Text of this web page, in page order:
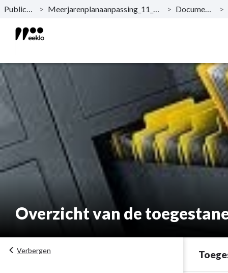
Naar hoofdinhoud
Publicaties > Meerjarenplanaanpassing_11_2020-2025 > Documentatie >
Overzicht van de
Verbergen